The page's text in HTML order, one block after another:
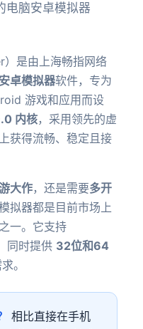
电脑安卓模拟器
是由上海畅指网络
安卓模拟器软件，专为
游戏和应用而设
内核，采用领先的虚
获得流畅、稳定且接
大作，还是需要多开
拟器都是目前市场上
一。它支持
同时提供 32位和64
。
相比直接在手机